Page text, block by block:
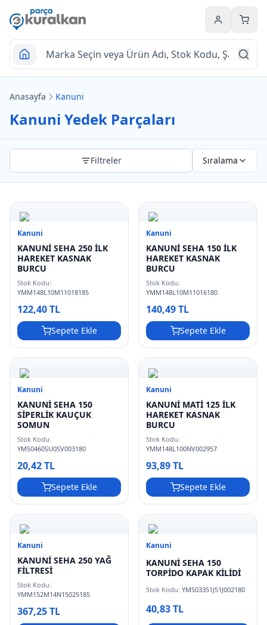
Hesabım
Anasayfa Kanuni
Kanuni Yedek Parçaları
Filtreler Sıralama
Kanuni
KANUNİ SEHA 250 İLK
HAREKET KASNAK
BURCU
Stok Kodu:
YMM148L10M11018185
122,40 TL
Sepete Ekle
Kanuni
KANUNİ SEHA 150 İLK
HAREKET KASNAK
BURCU
Stok Kodu:
YMM148L10M11016180
140,49 TL
Sepete Ekle
Kanuni
KANUNİ SEHA 150
SİPERLİK KAUÇUK
SOMUN
Stok Kodu:
YMS0460SU0SV003180
20,42 TL
Sepete Ekle
Kanuni
KANUNİ MATİ 125 İLK
HAREKET KASNAK
BURCU
Stok Kodu:
YMM148L100NV002957
93,89 TL
Sepete Ekle
Kanuni
KANUNİ SEHA 250 YAĞ
FİLTRESİ
Stok Kodu:
YMM152M14N15025185
367,25 TL
Kanuni
KANUNİ SEHA 150
TORPİDO KAPAK KİLİDİ
Stok Kodu: YMS03351J51J002180
40,83 TL